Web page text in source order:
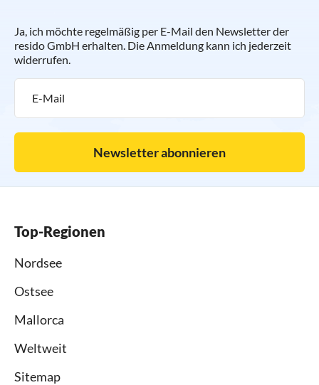
Ja, ich möchte regelmäßig per E-Mail den Newsletter der
resido GmbH erhalten. Die Anmeldung kann ich jederzeit
widerrufen.
Newsletter abonnieren
Top-Regionen
Nordsee
Ostsee
Mallorca
Weltweit
Sitemap